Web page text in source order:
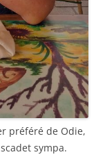
préféré de Odie,
sympa.